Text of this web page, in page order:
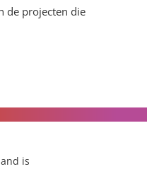
de projecten die
is